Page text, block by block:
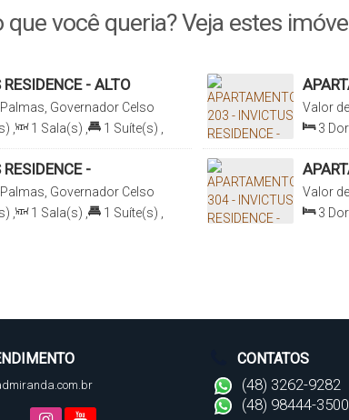
que você queria? Veja estes
- ALTO
Governador Celso
1 Sala(s) 1 Suíte(s)
Valor
3
103.78
-
Governador Celso
1 Sala(s) 1 Suíte(s)
Valor
3
CONTATOS
(48) 3262-9282
(48) 98444-3500